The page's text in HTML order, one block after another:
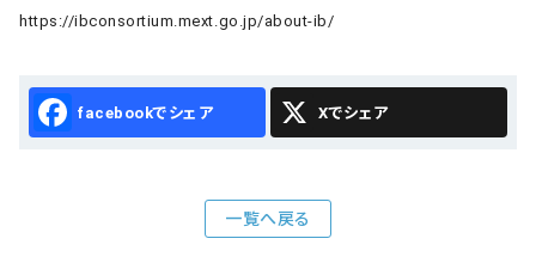
https://ibconsortium.mext.go.jp/about-ib/
Facebook X
一覧へ戻る